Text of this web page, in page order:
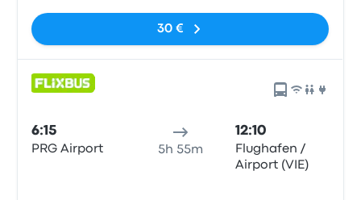
30 €
6:15
PRG Airport 5h 55m
12:10
Flughafen /
Airport (VIE)